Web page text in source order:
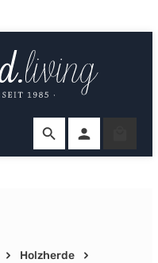
Holzherde